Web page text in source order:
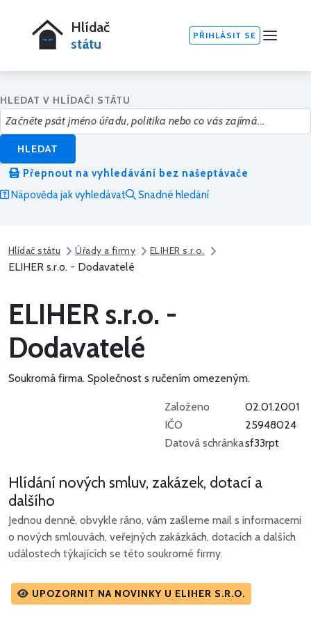
Hlídač
státu
PŘIHLÁSIT SE
HLEDAT V HLÍDAČI STÁTU
HLEDAT
Přepnout na vyhledávání bez našeptávače
Nápověda jak vyhledávat
Snadné hledání
Hlídač státu Úřady a firmy ELIHER s.r.o.
ELIHER s.r.o. - Dodavatelé
ELIHER s.r.o. -
Dodavatelé
Soukromá firma. Společnost s ručením omezeným.
Založeno
02.01.2001
IČO
25948024
Datová schránkasf33rpt
Hlídání nových smluv, zakázek, dotací a
dalšího
Jednou denně, obvykle ráno, vám zašleme mail s informacemi
o nových smlouvách, veřejných zakázkách, dotacích a dalších
událostech týkajících se této soukromé firmy.
UPOZORNIT NA NOVINKY U ELIHER S.R.O.